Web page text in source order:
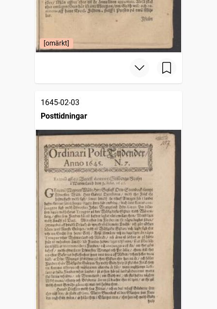
[omärkt]
1645-02-03
Posttidningar